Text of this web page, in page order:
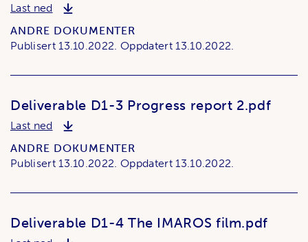
Last nedDeliverable D1-2 Progress report 1.pdf
ANDRE DOKUMENTER
Publisert13.10.2022.Oppdatert13.10.2022.
Deliverable D1-3 Progress report 2.pdf
Last nedDeliverable D1-3 Progress report 2.pdf
ANDRE DOKUMENTER
Publisert13.10.2022.Oppdatert13.10.2022.
Deliverable D1-4 The IMAROS film.pdf